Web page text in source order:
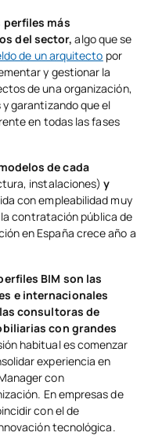
perfiles más
del sector, algo que se
de un arquitecto por
y gestionar la
de una organización,
garantizando que el
en todas las fases
de cada
instalaciones)y
con empleabilidad muy
contratación pública de
en España crece año a
BIM son las
e internacionales
consultoras de
con grandes
habitual es comenzar
experiencia en
con
En empresas de
con el de
tecnológica.